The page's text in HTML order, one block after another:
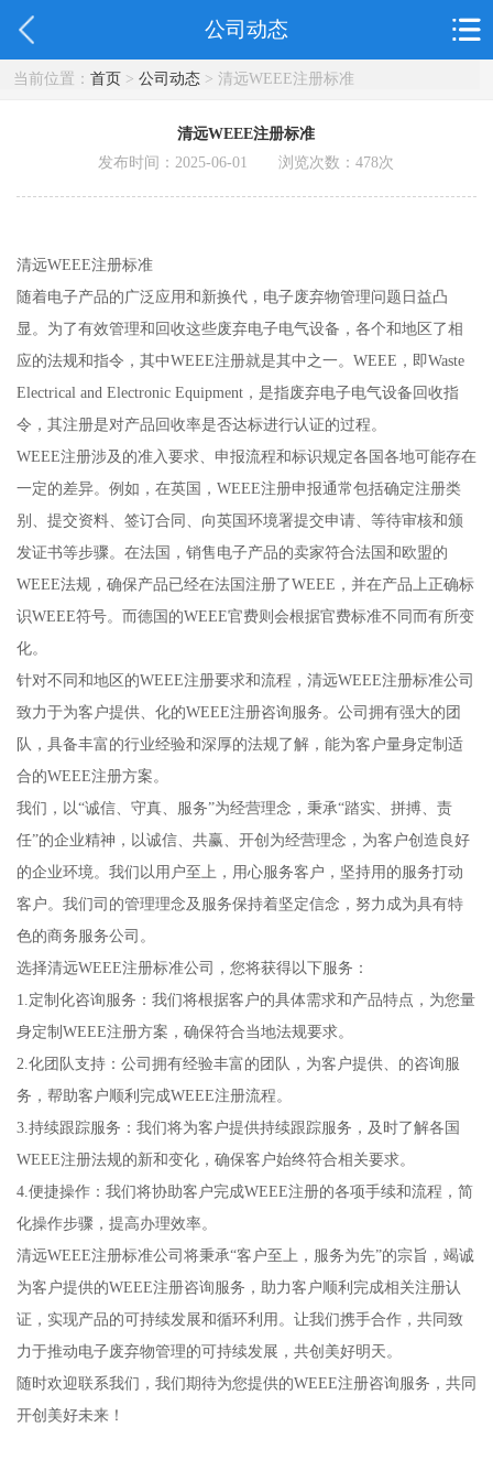
公司动态
当前位置： 首页> 公司动态> 清远WEEE注册标准
清远WEEE注册标准
发布时间：2025-06-01 浏览次数：478次
清远WEEE注册标准
随着电子产品的广泛应用和新换代，电子废弃物管理问题日益凸
显。为了有效管理和回收这些废弃电子电气设备，各个和地区了相
应的法规和指令，其中WEEE注册就是其中之一。WEEE，即Waste
Electrical and Electronic Equipment，是指废弃电子电气设备回收指
令，其注册是对产品回收率是否达标进行认证的过程。
WEEE注册涉及的准入要求、申报流程和标识规定各国各地可能存在
一定的差异。例如，在英国，WEEE注册申报通常包括确定注册类
别、提交资料、签订合同、向英国环境署提交申请、等待审核和颁
发证书等步骤。在法国，销售电子产品的卖家符合法国和欧盟的
WEEE法规，确保产品已经在法国注册了WEEE，并在产品上正确标
识WEEE符号。而德国的WEEE官费则会根据官费标准不同而有所变
化。
针对不同和地区的WEEE注册要求和流程，清远WEEE注册标准公司
致力于为客户提供、化的WEEE注册咨询服务。公司拥有强大的团
队，具备丰富的行业经验和深厚的法规了解，能为客户量身定制适
合的WEEE注册方案。
我们，以“诚信、守真、服务”为经营理念，秉承“踏实、拼搏、责
任”的企业精神，以诚信、共赢、开创为经营理念，为客户创造良好
的企业环境。我们以用户至上，用心服务客户，坚持用的服务打动
客户。我们司的管理理念及服务保持着坚定信念，努力成为具有特
色的商务服务公司。
选择清远WEEE注册标准公司，您将获得以下服务：
1.定制化咨询服务：我们将根据客户的具体需求和产品特点，为您量
身定制WEEE注册方案，确保符合当地法规要求。
2.化团队支持：公司拥有经验丰富的团队，为客户提供、的咨询服
务，帮助客户顺利完成WEEE注册流程。
3.持续跟踪服务：我们将为客户提供持续跟踪服务，及时了解各国
WEEE注册法规的新和变化，确保客户始终符合相关要求。
4.便捷操作：我们将协助客户完成WEEE注册的各项手续和流程，简
化操作步骤，提高办理效率。
清远WEEE注册标准公司将秉承“客户至上，服务为先”的宗旨，竭诚
为客户提供的WEEE注册咨询服务，助力客户顺利完成相关注册认
证，实现产品的可持续发展和循环利用。让我们携手合作，共同致
力于推动电子废弃物管理的可持续发展，共创美好明天。
随时欢迎联系我们，我们期待为您提供的WEEE注册咨询服务，共同
开创美好未来！